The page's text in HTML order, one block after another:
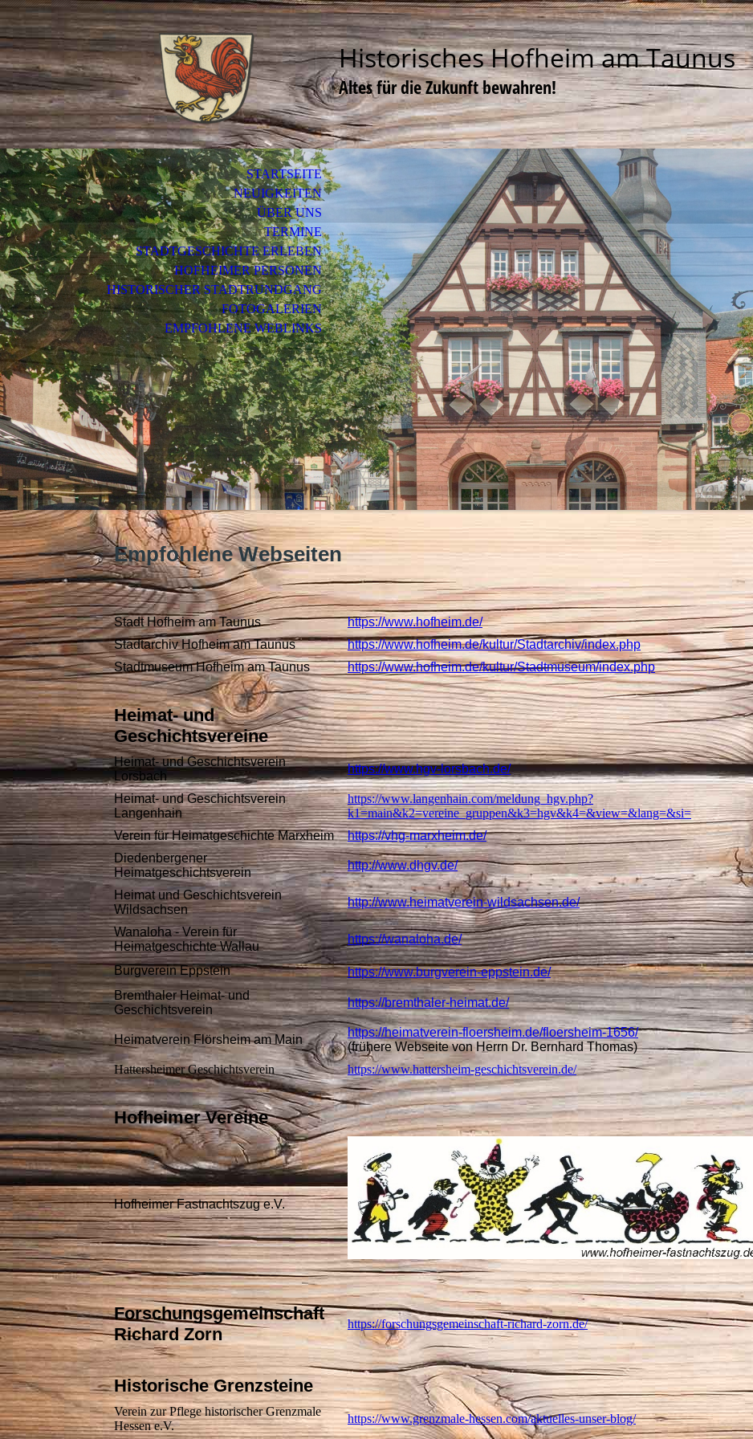
Historisches Hofheim am Taunus
Altes für die Zukunft bewahren!
STARTSEITE
NEUIGKEITEN
ÜBER UNS
TERMINE
STADTGESCHICHTE ERLEBEN
HOFHEIMER PERSONEN
HISTORISCHER STADTRUNDGANG
FOTOGALERIEN
EMPFOHLENE WEBLINKS
Empfohlene Webseiten
Stadt Hofheim am Taunus
https://www.hofheim.de/
Stadtarchiv Hofheim am Taunus
https://www.hofheim.de/kultur/Stadtarchiv/index.php
Stadtmuseum Hofheim am Taunus
https://www.hofheim.de/kultur/Stadtmuseum/index.php
Heimat- und
Geschichtsvereine
Heimat- und Geschichtsverein
Lorsbach
https://www.hgv-lorsbach.de/
Heimat- und Geschichtsverein
Langenhain
https://www.langenhain.com/meldung_hgv.php?
k1=main&k2=vereine_gruppen&k3=hgv&k4=&view=&lang=&si=
Verein für Heimatgeschichte Marxheim
https://vhg-marxheim.de/
Diedenbergener
Heimatgeschichtsverein
http://www.dhgv.de/
Heimat und Geschichtsverein
Wildsachsen
http://www.heimatverein-wildsachsen.de/
Wanaloha - Verein für
Heimatgeschichte Wallau
https://wanaloha.de/
Burgverein Eppstein
https://www.burgverein-eppstein.de/
Bremthaler Heimat- und
Geschichtsverein
https://bremthaler-heimat.de/
Heimatverein Flörsheim am Main
https://heimatverein-floersheim.de/floersheim-1656/
(frühere Webseite von Herrn Dr. Bernhard Thomas)
Hattersheimer Geschichtsverein
https://www.hattersheim-geschichtsverein.de/
Hofheimer Vereine
Hofheimer Fastnachtszug e.V.
Forschungsgemeinschaft
Richard Zorn
https://forschungsgemeinschaft-richard-zorn.de/
Historische Grenzsteine
Verein zur Pflege historischer Grenzmale
Hessen e.V.
https://www.grenzmale-hessen.com/aktuelles-unser-blog/